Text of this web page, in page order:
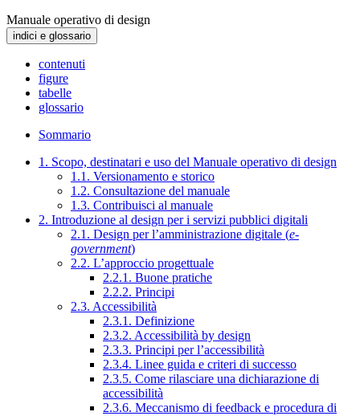
Manuale operativo di design
indici e glossario
contenuti
figure
tabelle
glossario
Sommario
1. Scopo, destinatari e uso del Manuale operativo di design
1.1. Versionamento e storico
1.2. Consultazione del manuale
1.3. Contribuisci al manuale
2. Introduzione al design per i servizi pubblici digitali
2.1. Design per l’amministrazione digitale (e-
government)
2.2. L’approccio progettuale
2.2.1. Buone pratiche
2.2.2. Principi
2.3. Accessibilità
2.3.1. Definizione
2.3.2. Accessibilità by design
2.3.3. Principi per l’accessibilità
2.3.4. Linee guida e criteri di successo
2.3.5. Come rilasciare una dichiarazione di
accessibilità
2.3.6. Meccanismo di feedback e procedura di